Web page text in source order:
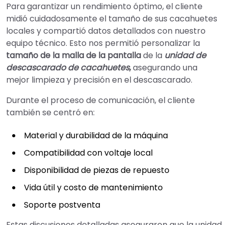
Para garantizar un rendimiento óptimo, el cliente
midió cuidadosamente el tamaño de sus cacahuetes
locales y compartió datos detallados con nuestro
equipo técnico. Esto nos permitió personalizar la
tamaño de la malla de la pantallade la unidad de
descascarado de cacahuetes,asegurando una
mejor limpieza y precisión en el descascarado.
Durante el proceso de comunicación, el cliente
también se centró en:
Material y durabilidad de la máquina
Compatibilidad con voltaje local
Disponibilidad de piezas de repuesto
Vida útil y costo de mantenimiento
Soporte postventa